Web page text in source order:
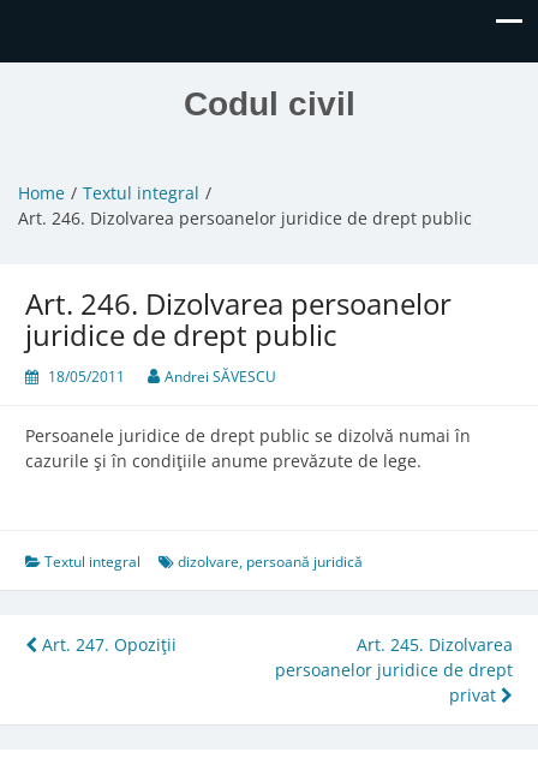
Codul civil
Home
Textul integral
Art. 246. Dizolvarea persoanelor juridice de drept public
Art. 246. Dizolvarea persoanelor
juridice de drept public
18/05/2011 Andrei SĂVESCU
Persoanele juridice de drept public se dizolvă numai în
cazurile şi în condiţiile anume prevăzute de lege.
Textul integral dizolvare, persoană juridică
Post
Art. 247. Opoziţii
Art. 245. Dizolvarea
persoanelor juridice de drept
privat